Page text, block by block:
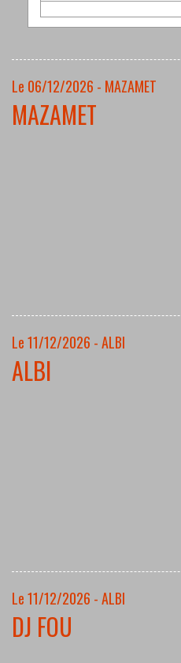
Le 06/12/2026 - MAZAMET
MAZAMET
Le 11/12/2026 - ALBI
ALBI
Le 11/12/2026 - ALBI
DJ FOU